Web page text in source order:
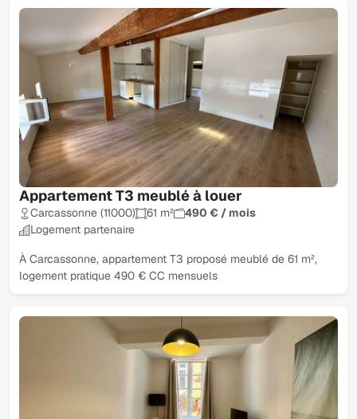
Appartement T3 meublé à louer
Carcassonne (11000) 61 m²
490 € / mois
Logement partenaire
À Carcassonne, appartement T3 proposé meublé de 61 m²,
logement pratique 490 € CC mensuels